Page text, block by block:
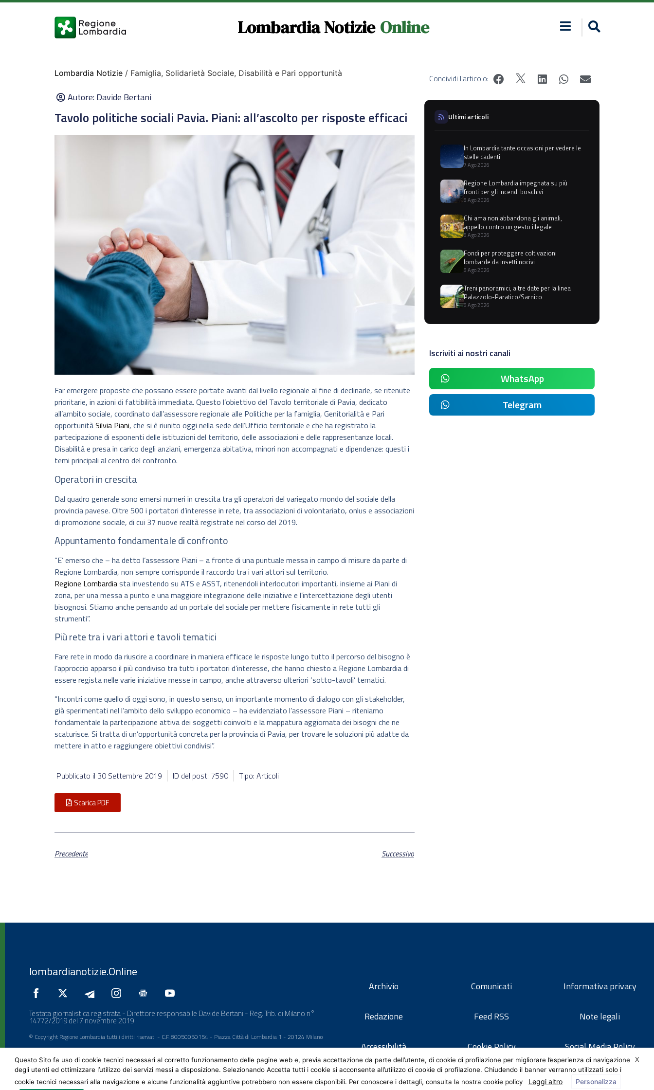
Lombardia Notizie Online
Lombardia Notizie / Famiglia, Solidarietà Sociale, Disabilità e Pari opportunità
Autore:Davide Bertani
Tavolo politiche sociali Pavia. Piani: all’ascolto per risposte efficaci
Far emergere proposte che possano essere portate avanti dal livello regionale al fine di declinarle, se ritenute
prioritarie, in azioni di fattibilità immediata. Questo l’obiettivo del Tavolo territoriale di Pavia, dedicato
all’ambito sociale, coordinato dall’assessore regionale alle Politiche per la famiglia, Genitorialità e Pari
opportunitàSilvia Piani, che si è riunito oggi nella sede dell’Ufficio territoriale e che ha registrato la
partecipazione di esponenti delle istituzioni del territorio, delle associazioni e delle rappresentanze locali.
Disabilità e presa in carico degli anziani, emergenza abitativa, minori non accompagnati e dipendenze: questi i
temi principali al centro del confronto.
Operatori in crescita
Dal quadro generale sono emersi numeri in crescita tra gli operatori del variegato mondo del sociale della
provincia pavese. Oltre 500 i portatori d’interesse in rete, tra associazioni di volontariato, onlus e associazioni
di promozione sociale, di cui 37 nuove realtà registrate nel corso del 2019.
Appuntamento fondamentale di confronto
“E’ emerso che – ha detto l’assessore Piani – a fronte di una puntuale messa in campo di misure da parte di
Regione Lombardia, non sempre corrisponde il raccordo tra i vari attori sul territorio.
Regione Lombardiasta investendo su ATS e ASST, ritenendoli interlocutori importanti, insieme ai Piani di
zona, per una messa a punto e una maggiore integrazione delle iniziative e l’intercettazione degli utenti
bisognosi. Stiamo anche pensando ad un portale del sociale per mettere fisicamente in rete tutti gli
strumenti”.
Più rete tra i vari attori e tavoli tematici
Fare rete in modo da riuscire a coordinare in maniera efficace le risposte lungo tutto il percorso del bisogno è
l’approccio apparso il più condiviso tra tutti i portatori d’interesse, che hanno chiesto a Regione Lombardia di
essere regista nelle varie iniziative messe in campo, anche attraverso ulteriori ‘sotto-tavoli’ tematici.
“Incontri come quello di oggi sono, in questo senso, un importante momento di dialogo con gli stakeholder,
già sperimentati nel l’ambito dello sviluppo economico – ha evidenziato l’assessore Piani – riteniamo
fondamentale la partecipazione attiva dei soggetti coinvolti e la mappatura aggiornata dei bisogni che ne
scaturisce. Si tratta di un’opportunità concreta per la provincia di Pavia, per trovare le soluzioni più adatte da
mettere in atto e raggiungere obiettivi condivisi”.
Pubblicato il 30 Settembre 2019 ID del post: 7590 Tipo: Articoli
Scarica PDF
Precedente Successivo
Condividi l'articolo:
Ultimi articoli
In Lombardia tante occasioni per vedere le
stelle cadenti
7 Ago 2026
Regione Lombardia impegnata su più
fronti per gli incendi boschivi
6 Ago 2026
Chi ama non abbandona gli animali,
appello contro un gesto illegale
6 Ago 2026
Fondi per proteggere coltivazioni
lombarde da insetti nocivi
6 Ago 2026
Treni panoramici, altre date per la linea
Palazzolo-Paratico/Sarnico
6 Ago 2026
Iscriviti ai nostri canali
WhatsApp
Telegram
lombardianotizie.Online
Testata giornalistica registrata - Direttore responsabile Davide Bertani - Reg. Trib. di Milano n°
14772/2019 del 7 novembre 2019
© Copyright Regione Lombardia tutti i diritti riservati - C.F. 80050050154 - Piazza Città di Lombardia 1 - 20124 Milano
Archivio
Redazione
Accessibilità
Comunicati
Feed RSS
Cookie Policy
Informativa privacy
Note legali
Social Media Policy
X
Questo Sito fa uso di cookie tecnici necessari al corretto funzionamento delle pagine web e, previa accettazione da parte dell’utente, di cookie di profilazione per migliorare l’esperienza di navigazione
degli utenti ed ottimizzare l’utilizzo dei servizi messi a disposizione. Selezionando Accetta tutti i cookie si acconsente all’utilizzo di cookie di profilazione. Chiudendo il banner verranno utilizzati solo i
cookie tecnici necessari alla navigazione e alcune funzionalità aggiuntive potrebbero non essere disponibili. Per conoscere i dettagli, consulta la nostra cookie policy
Leggi altro Personalizza